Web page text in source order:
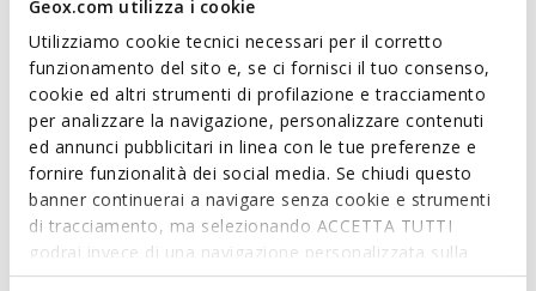
Geox.com utilizza i cookie
Utilizziamo cookie tecnici necessari per il corretto
funzionamento del sito e, se ci fornisci il tuo consenso,
cookie ed altri strumenti di profilazione e tracciamento
per analizzare la navigazione, personalizzare contenuti
ed annunci pubblicitari in linea con le tue preferenze e
fornire funzionalità dei social media. Se chiudi questo
banner continuerai a navigare senza cookie e strumenti
di tracciamento, ma selezionando ACCETTA TUTTI
godrai invece di una navigazione personalizzata sulla
base dei tuoi gusti ed interessi. Selezionando
Capuchon fixe; 2 poches extérieures; 1 poche intérieure
Matériaux
Technologies